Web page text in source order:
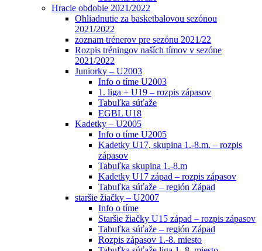
Hracie obdobie 2021/2022
Ohliadnutie za basketbalovou sezónou
2021/2022
zoznam trénerov pre sezónu 2021/22
Rozpis tréningov naších tímov v sezóne
2021/2022
Juniorky – U2003
Info o tíme U2003
1. liga + U19 – rozpis zápasov
Tabuľka súťaže
EGBL U18
Kadetky – U2005
Info o tíme U2005
Kadetky U17, skupina 1.-8.m. – rozpis
zápasov
Tabuľka skupina 1.-8.m
Kadetky U17 západ – rozpis zápasov
Tabuľka súťaže – región Západ
staršie žiačky – U2007
Info o tíme
Staršie žiačky U15 západ – rozpis zápasov
Tabuľka súťaže – región Západ
Rozpis zápasov 1.-8. miesto